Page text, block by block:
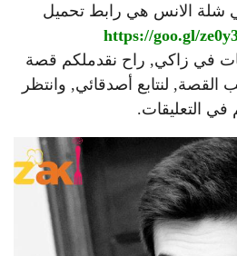
شلة الانس هي رابط تحميل
في زاكي, راح نقدملكم قصة
لنتابع أصدقائي, وانتظر
في التعليقات.